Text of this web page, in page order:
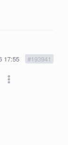
17:55 #193941